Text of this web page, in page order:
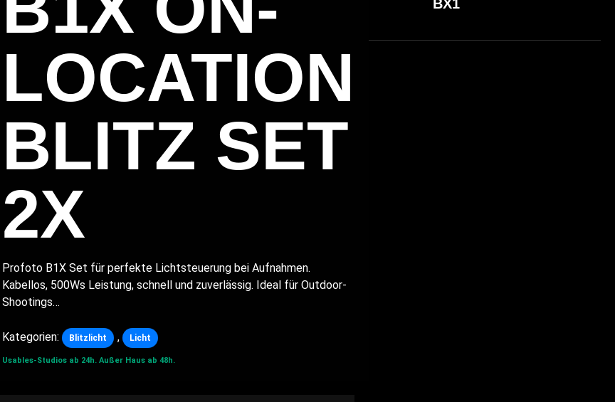
LOCATION
BLITZ SET
2X
Profoto B1X Set für perfekte Lichtsteuerung bei Aufnahmen.
Kabellos, 500Ws Leistung, schnell und zuverlässig. Ideal für Outdoor-
Shootings…
Kategorien: Blitzlicht , Licht
Usables-Studios ab 24h. Außer Haus ab 48h.
BX1